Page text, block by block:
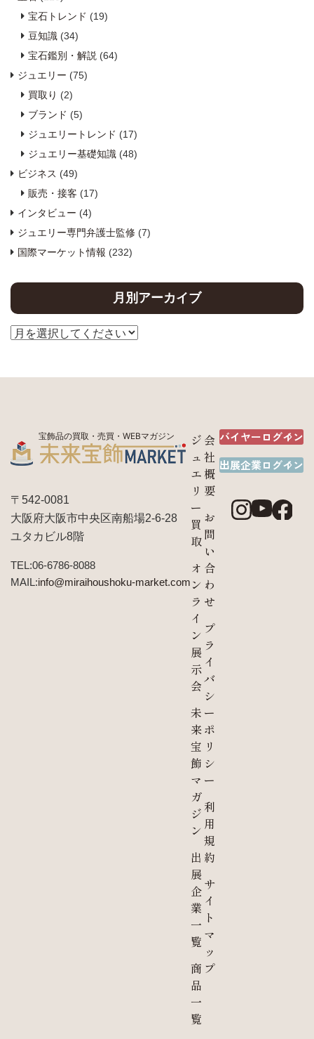
宝石トレンド (19)
豆知識 (34)
宝石鑑別・解説 (64)
ジュエリー (75)
買取り (2)
ブランド (5)
ジュエリートレンド (17)
ジュエリー基礎知識 (48)
ビジネス (49)
販売・接客 (17)
インタビュー (4)
ジュエリー専門弁護士監修 (7)
国際マーケット情報 (232)
月別アーカイブ
宝飾品の買取・売買・WEBマガジン
〒542-0081
大阪府大阪市中央区南船場2-6-28
ユタカビル8階
TEL:06-6786-8088
MAIL:info@miraihoushoku-market.com
ジ
ュ
エ
リ
ー
買
取
オ
ン
ラ
イ
ン
展
示
会
未
来
宝
飾
マ
ガ
ジ
ン
出
展
企
業
一
覧
商
品
一
覧
会
社
概
要
お
問
い
合
わ
せ
プ
ラ
イ
バ
シ
ー
ポ
リ
シ
ー
利
用
規
約
サ
イ
ト
マ
ッ
プ
バイヤーログイン
出展企業ログイン